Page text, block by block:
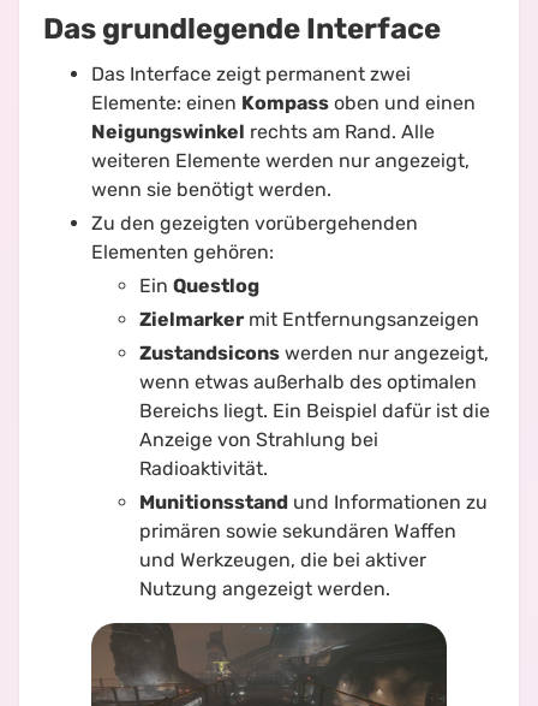
Das grundlegende Interface
Das Interface zeigt permanent zwei
Elemente: einen Kompass oben und einen
Neigungswinkel rechts am Rand. Alle
weiteren Elemente werden nur angezeigt,
wenn sie benötigt werden.
Zu den gezeigten vorübergehenden
Elementen gehören:
Ein Questlog
Zielmarker mit Entfernungsanzeigen
Zustandsicons werden nur angezeigt,
wenn etwas außerhalb des optimalen
Bereichs liegt. Ein Beispiel dafür ist die
Anzeige von Strahlung bei
Radioaktivität.
Munitionsstand und Informationen zu
primären sowie sekundären Waffen
und Werkzeugen, die bei aktiver
Nutzung angezeigt werden.